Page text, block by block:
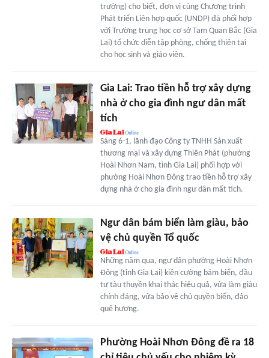
trường) cho biết, đơn vị cùng Chương trình
Phát triển Liên hợp quốc (UNDP) đã phối hợp
với Trường trung học cơ sở Tam Quan Bắc (Gia
Lai) tổ chức diễn tập phòng, chống thiên tai
cho học sinh và giáo viên.
Gia Lai: Trao tiền hỗ trợ xây dựng
nhà ở cho gia đình ngư dân mất
tích
Sáng 6-1, lãnh đạo Công ty TNHH Sản xuất
thương mại và xây dựng Thiên Phát (phường
Hoài Nhơn Nam, tỉnh Gia Lai) phối hợp với
phường Hoài Nhơn Đông trao tiền hỗ trợ xây
dựng nhà ở cho gia đình ngư dân mất tích.
Ngư dân bám biển làm giàu, bảo
vệ chủ quyền Tổ quốc
Những năm qua, ngư dân phường Hoài Nhơn
Ðông (tỉnh Gia Lai) kiên cường bám biển, đầu
tư tàu thuyền khai thác hiệu quả, vừa làm giàu
chính đáng, vừa bảo vệ chủ quyền biển, đảo
quê hương.
Phường Hoài Nhơn Đông đề ra 18